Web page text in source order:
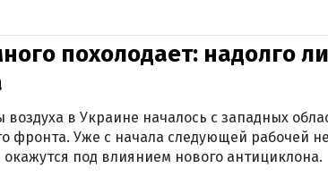
похолодает: надолго ли
в Украине началось с западных
фронта. Уже с начала следующей рабочей
под влиянием нового антициклона.